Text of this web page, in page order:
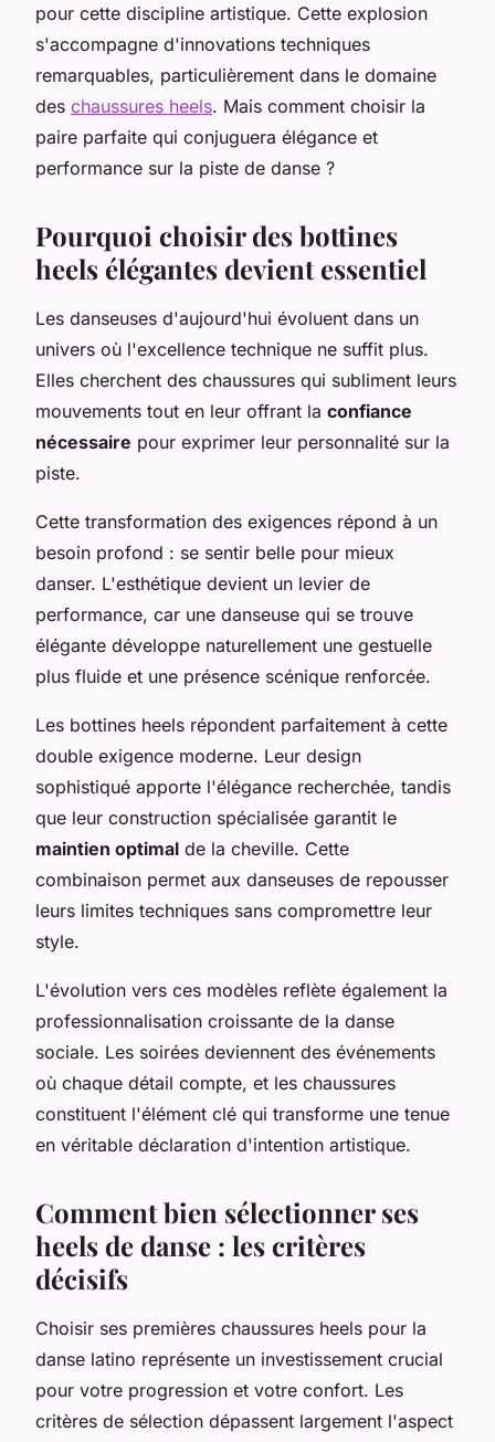
pour cette discipline artistique. Cette explosion
s'accompagne d'innovations techniques
remarquables, particulièrement dans le domaine
des chaussures heels. Mais comment choisir la
paire parfaite qui conjuguera élégance et
performance sur la piste de danse ?
Pourquoi choisir des bottines
heels élégantes devient essentiel
Les danseuses d'aujourd'hui évoluent dans un
univers où l'excellence technique ne suffit plus.
Elles cherchent des chaussures qui subliment leurs
mouvements tout en leur offrant la confiance
nécessaire pour exprimer leur personnalité sur la
piste.
Cette transformation des exigences répond à un
besoin profond : se sentir belle pour mieux
danser. L'esthétique devient un levier de
performance, car une danseuse qui se trouve
élégante développe naturellement une gestuelle
plus fluide et une présence scénique renforcée.
Les bottines heels répondent parfaitement à cette
double exigence moderne. Leur design
sophistiqué apporte l'élégance recherchée, tandis
que leur construction spécialisée garantit le
maintien optimal de la cheville. Cette
combinaison permet aux danseuses de repousser
leurs limites techniques sans compromettre leur
style.
L'évolution vers ces modèles reflète également la
professionnalisation croissante de la danse
sociale. Les soirées deviennent des événements
où chaque détail compte, et les chaussures
constituent l'élément clé qui transforme une tenue
en véritable déclaration d'intention artistique.
Comment bien sélectionner ses
heels de danse : les critères
décisifs
Choisir ses premières chaussures heels pour la
danse latino représente un investissement crucial
pour votre progression et votre confort. Les
critères de sélection dépassent largement l'aspect